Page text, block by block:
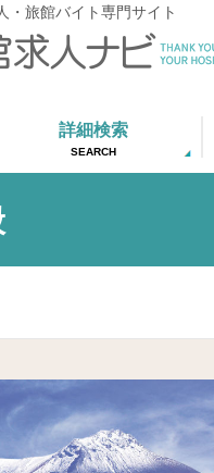
・旅館バイト専門サイト
詳細検索
SEARCH